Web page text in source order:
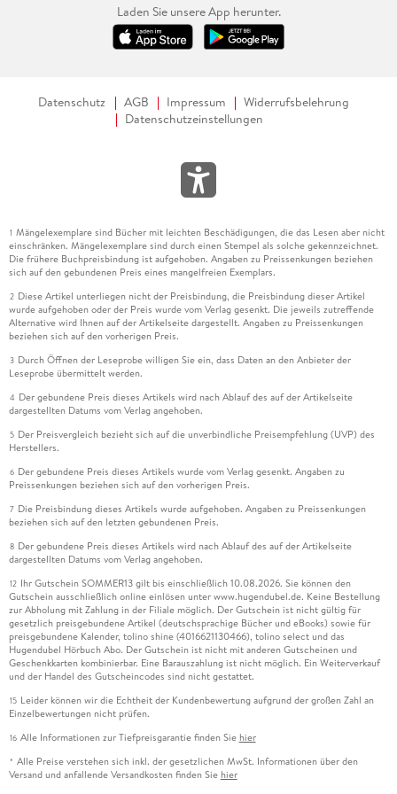
Laden Sie unsere App herunter.
Datenschutz AGB Impressum
Widerrufsbelehrung
Datenschutzeinstellungen
1 Mängelexemplare sind Bücher mit leichten Beschädigungen, die das Lesen aber nicht
einschränken. Mängelexemplare sind durch einen Stempel als solche gekennzeichnet.
Die frühere Buchpreisbindung ist aufgehoben. Angaben zu Preissenkungen beziehen
sich auf den gebundenen Preis eines mangelfreien Exemplars.
2 Diese Artikel unterliegen nicht der Preisbindung, die Preisbindung dieser Artikel
wurde aufgehoben oder der Preis wurde vom Verlag gesenkt. Die jeweils zutreffende
Alternative wird Ihnen auf der Artikelseite dargestellt. Angaben zu Preissenkungen
beziehen sich auf den vorherigen Preis.
3 Durch Öffnen der Leseprobe willigen Sie ein, dass Daten an den Anbieter der
Leseprobe übermittelt werden.
4 Der gebundene Preis dieses Artikels wird nach Ablauf des auf der Artikelseite
dargestellten Datums vom Verlag angehoben.
5 Der Preisvergleich bezieht sich auf die unverbindliche Preisempfehlung (UVP) des
Herstellers.
6 Der gebundene Preis dieses Artikels wurde vom Verlag gesenkt. Angaben zu
Preissenkungen beziehen sich auf den vorherigen Preis.
7 Die Preisbindung dieses Artikels wurde aufgehoben. Angaben zu Preissenkungen
beziehen sich auf den letzten gebundenen Preis.
8 Der gebundene Preis dieses Artikels wird nach Ablauf des auf der Artikelseite
dargestellten Datums vom Verlag angehoben.
12 Ihr Gutschein SOMMER13 gilt bis einschließlich 10.08.2026. Sie können den
Gutschein ausschließlich online einlösen unter www.hugendubel.de. Keine Bestellung
zur Abholung mit Zahlung in der Filiale möglich. Der Gutschein ist nicht gültig für
gesetzlich preisgebundene Artikel (deutschsprachige Bücher und eBooks) sowie für
preisgebundene Kalender, tolino shine (4016621130466), tolino select und das
Hugendubel Hörbuch Abo. Der Gutschein ist nicht mit anderen Gutscheinen und
Geschenkkarten kombinierbar. Eine Barauszahlung ist nicht möglich. Ein Weiterverkauf
und der Handel des Gutscheincodes sind nicht gestattet.
15 Leider können wir die Echtheit der Kundenbewertung aufgrund der großen Zahl an
Einzelbewertungen nicht prüfen.
16 Alle Informationen zur Tiefpreisgarantie finden Sie hier
* Alle Preise verstehen sich inkl. der gesetzlichen MwSt. Informationen über den
Versand und anfallende Versandkosten finden Sie hier